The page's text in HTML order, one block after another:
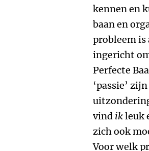
kennen en
baan en
probleem is
ingericht
Perfecte
‘passie’
vind ikleuk
zich ook
Voor welk